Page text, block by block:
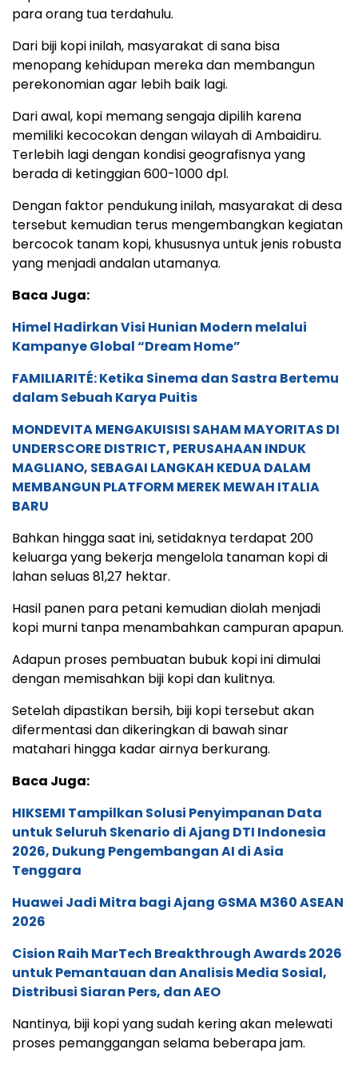
para orang tua terdahulu.
Dari biji kopi inilah, masyarakat di sana bisa
menopang kehidupan mereka dan membangun
perekonomian agar lebih baik lagi.
Dari awal, kopi memang sengaja dipilih karena
memiliki kecocokan dengan wilayah di Ambaidiru.
Terlebih lagi dengan kondisi geografisnya yang
berada di ketinggian 600-1000 dpl.
Dengan faktor pendukung inilah, masyarakat di desa
tersebut kemudian terus mengembangkan kegiatan
bercocok tanam kopi, khususnya untuk jenis robusta
yang menjadi andalan utamanya.
Baca Juga:
Himel Hadirkan Visi Hunian Modern melalui
Kampanye Global “Dream Home”
FAMILIARITÉ: Ketika Sinema dan Sastra Bertemu
dalam Sebuah Karya Puitis
MONDEVITA MENGAKUISISI SAHAM MAYORITAS DI
UNDERSCORE DISTRICT, PERUSAHAAN INDUK
MAGLIANO, SEBAGAI LANGKAH KEDUA DALAM
MEMBANGUN PLATFORM MEREK MEWAH ITALIA
BARU
Bahkan hingga saat ini, setidaknya terdapat 200
keluarga yang bekerja mengelola tanaman kopi di
lahan seluas 81,27 hektar.
Hasil panen para petani kemudian diolah menjadi
kopi murni tanpa menambahkan campuran apapun.
Adapun proses pembuatan bubuk kopi ini dimulai
dengan memisahkan biji kopi dan kulitnya.
Setelah dipastikan bersih, biji kopi tersebut akan
difermentasi dan dikeringkan di bawah sinar
matahari hingga kadar airnya berkurang.
Baca Juga:
HIKSEMI Tampilkan Solusi Penyimpanan Data
untuk Seluruh Skenario di Ajang DTI Indonesia
2026, Dukung Pengembangan AI di Asia
Tenggara
Huawei Jadi Mitra bagi Ajang GSMA M360 ASEAN
2026
Cision Raih MarTech Breakthrough Awards 2026
untuk Pemantauan dan Analisis Media Sosial,
Distribusi Siaran Pers, dan AEO
Nantinya, biji kopi yang sudah kering akan melewati
proses pemanggangan selama beberapa jam.